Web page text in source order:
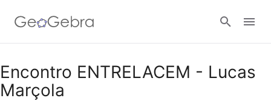
Google Classroom
Encontro ENTRELACEM - Lucas
Marçola